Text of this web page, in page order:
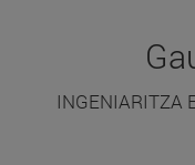
INGENIARITZA